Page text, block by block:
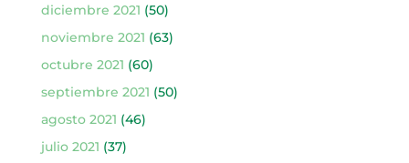
diciembre 2021 (50)
noviembre 2021 (63)
octubre 2021 (60)
septiembre 2021 (50)
agosto 2021 (46)
julio 2021 (37)